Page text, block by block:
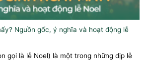
Nguồn gốc, ý nghĩa và hoạt động lễ
gọi là lễ Noel) là một trong những dịp lễ